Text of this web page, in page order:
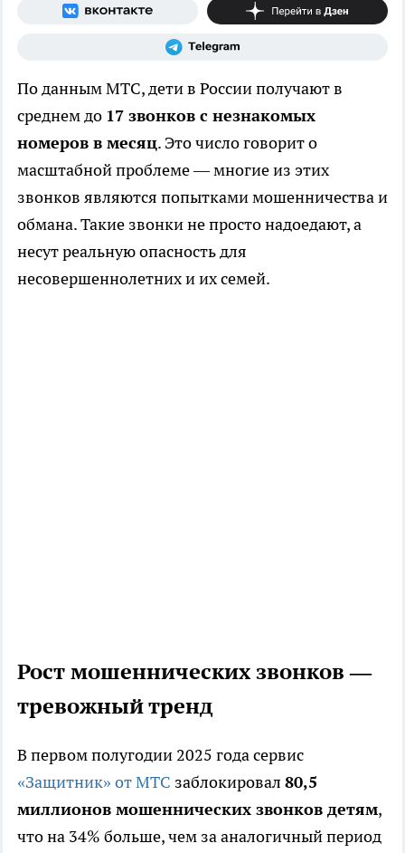
По данным МТС, дети в России получают в
среднем до 17 звонков с незнакомых
номеров в месяц. Это число говорит о
масштабной проблеме — многие из этих
звонков являются попытками мошенничества и
обмана. Такие звонки не просто надоедают, а
несут реальную опасность для
несовершеннолетних и их семей.
Рост мошеннических звонков —
тревожный тренд
В первом полугодии 2025 года сервис
«Защитник» от МТС заблокировал 80,5
миллионов мошеннических звонков детям,
что на 34% больше, чем за аналогичный период